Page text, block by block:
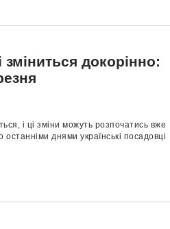
зміниться докорінно:
і ці зміни можуть розпочатись вже
днями українські посадовці